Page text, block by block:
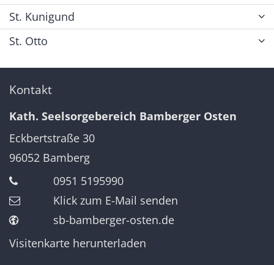
St. Kunigund
St. Otto
Kontakt
Kath. Seelsorgebereich Bamberger Osten
Eckbertstraße 30
96052 Bamberg
0951 5195990
Klick zum E-Mail senden
sb-bamberger-osten.de
Visitenkarte herunterladen